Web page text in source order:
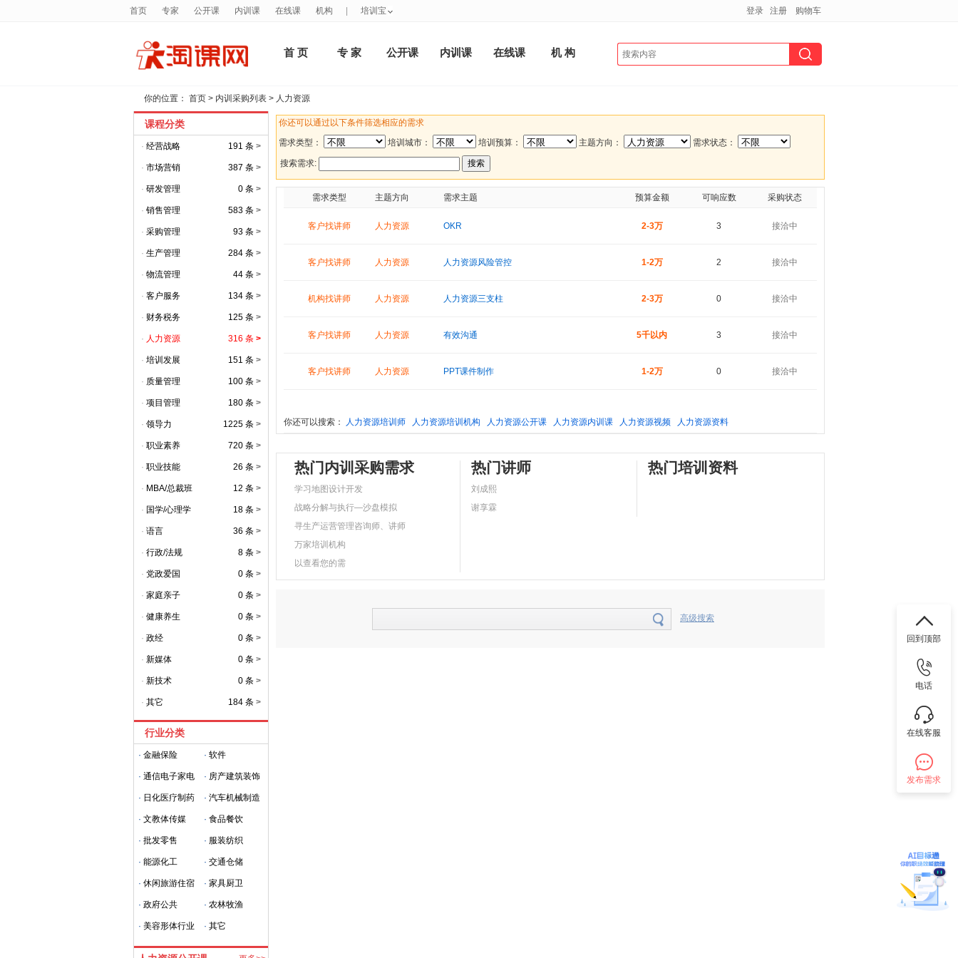
首 页 专 家 公开课 内训课 在线课 机 构
你的位置： 首页 > 内训采购列表 > 人力资源
课程分类
· 经营战略 191 条 >
· 市场营销 387 条 >
· 研发管理 0 条 >
· 销售管理 583 条 >
· 采购管理 93 条 >
· 生产管理 284 条 >
· 物流管理 44 条 >
· 客户服务 134 条 >
· 财务税务 125 条 >
· 人力资源 316 条 >
· 培训发展 151 条 >
· 质量管理 100 条 >
· 项目管理 180 条 >
· 领导力 1225 条 >
· 职业素养 720 条 >
· 职业技能 26 条 >
· MBA/总裁班 12 条 >
· 国学/心理学 18 条 >
· 语言 36 条 >
· 行政/法规 8 条 >
· 党政爱国 0 条 >
· 家庭亲子 0 条 >
· 健康养生 0 条 >
· 政经 0 条 >
· 新媒体 0 条 >
· 新技术 0 条 >
· 其它 184 条 >
行业分类
· 金融保险 · 软件
· 通信电子家电 · 房产建筑装饰
· 日化医疗制药 · 汽车机械制造
· 文教体传媒 · 食品餐饮
· 批发零售 · 服装纺织
· 能源化工 · 交通仓储
· 休闲旅游住宿 · 家具厨卫
· 政府公共 · 农林牧渔
· 美容形体行业 · 其它
你还可以通过以下条件筛选相应的需求
需求类型：
培训城市： 培训预算： 主题方向： 需求状态：
搜索需求:
需求类型 主题方向 需求主题 预算金额 可响应数 采购状态
客户找讲师 人力资源 OKR 2-3万 3 接洽中
客户找讲师 人力资源 人力资源风险管控 1-2万 2 接洽中
机构找讲师 人力资源 人力资源三支柱 2-3万 0 接洽中
客户找讲师 人力资源 有效沟通 5千以内 3 接洽中
客户找讲师 人力资源 PPT课件制作 1-2万 0 接洽中
你还可以搜索： 人力资源培训师 人力资源培训机构 人力资源公开课 人力资源内训课 人力资源视频 人力资源资料
热门内训采购需求
学习地图设计开发
战略分解与执行—沙盘模拟
寻生产运营管理咨询师、讲师
万家培训机构
以查看您的需
热门讲师
刘成熙
谢享霖
热门培训资料
高级搜索
首页 专家 公开课 内训课 在线课 机构 培训宝 登录 注册 购物车
回到顶部
电话
在线客服
发布需求